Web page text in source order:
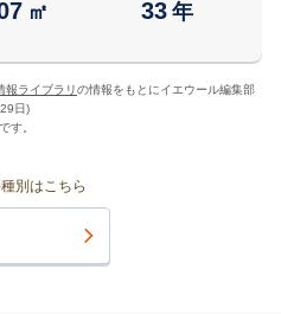
㎡ 33 年
報ライブラリの情報をもとにイエウール編集部
日)
す。
別はこちら